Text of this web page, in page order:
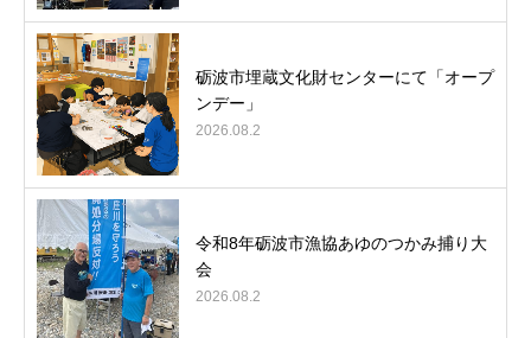
砺波市埋蔵文化財センターにて「オープ
ンデー」
2026.08.2
令和8年砺波市漁協あゆのつかみ捕り大
会
2026.08.2